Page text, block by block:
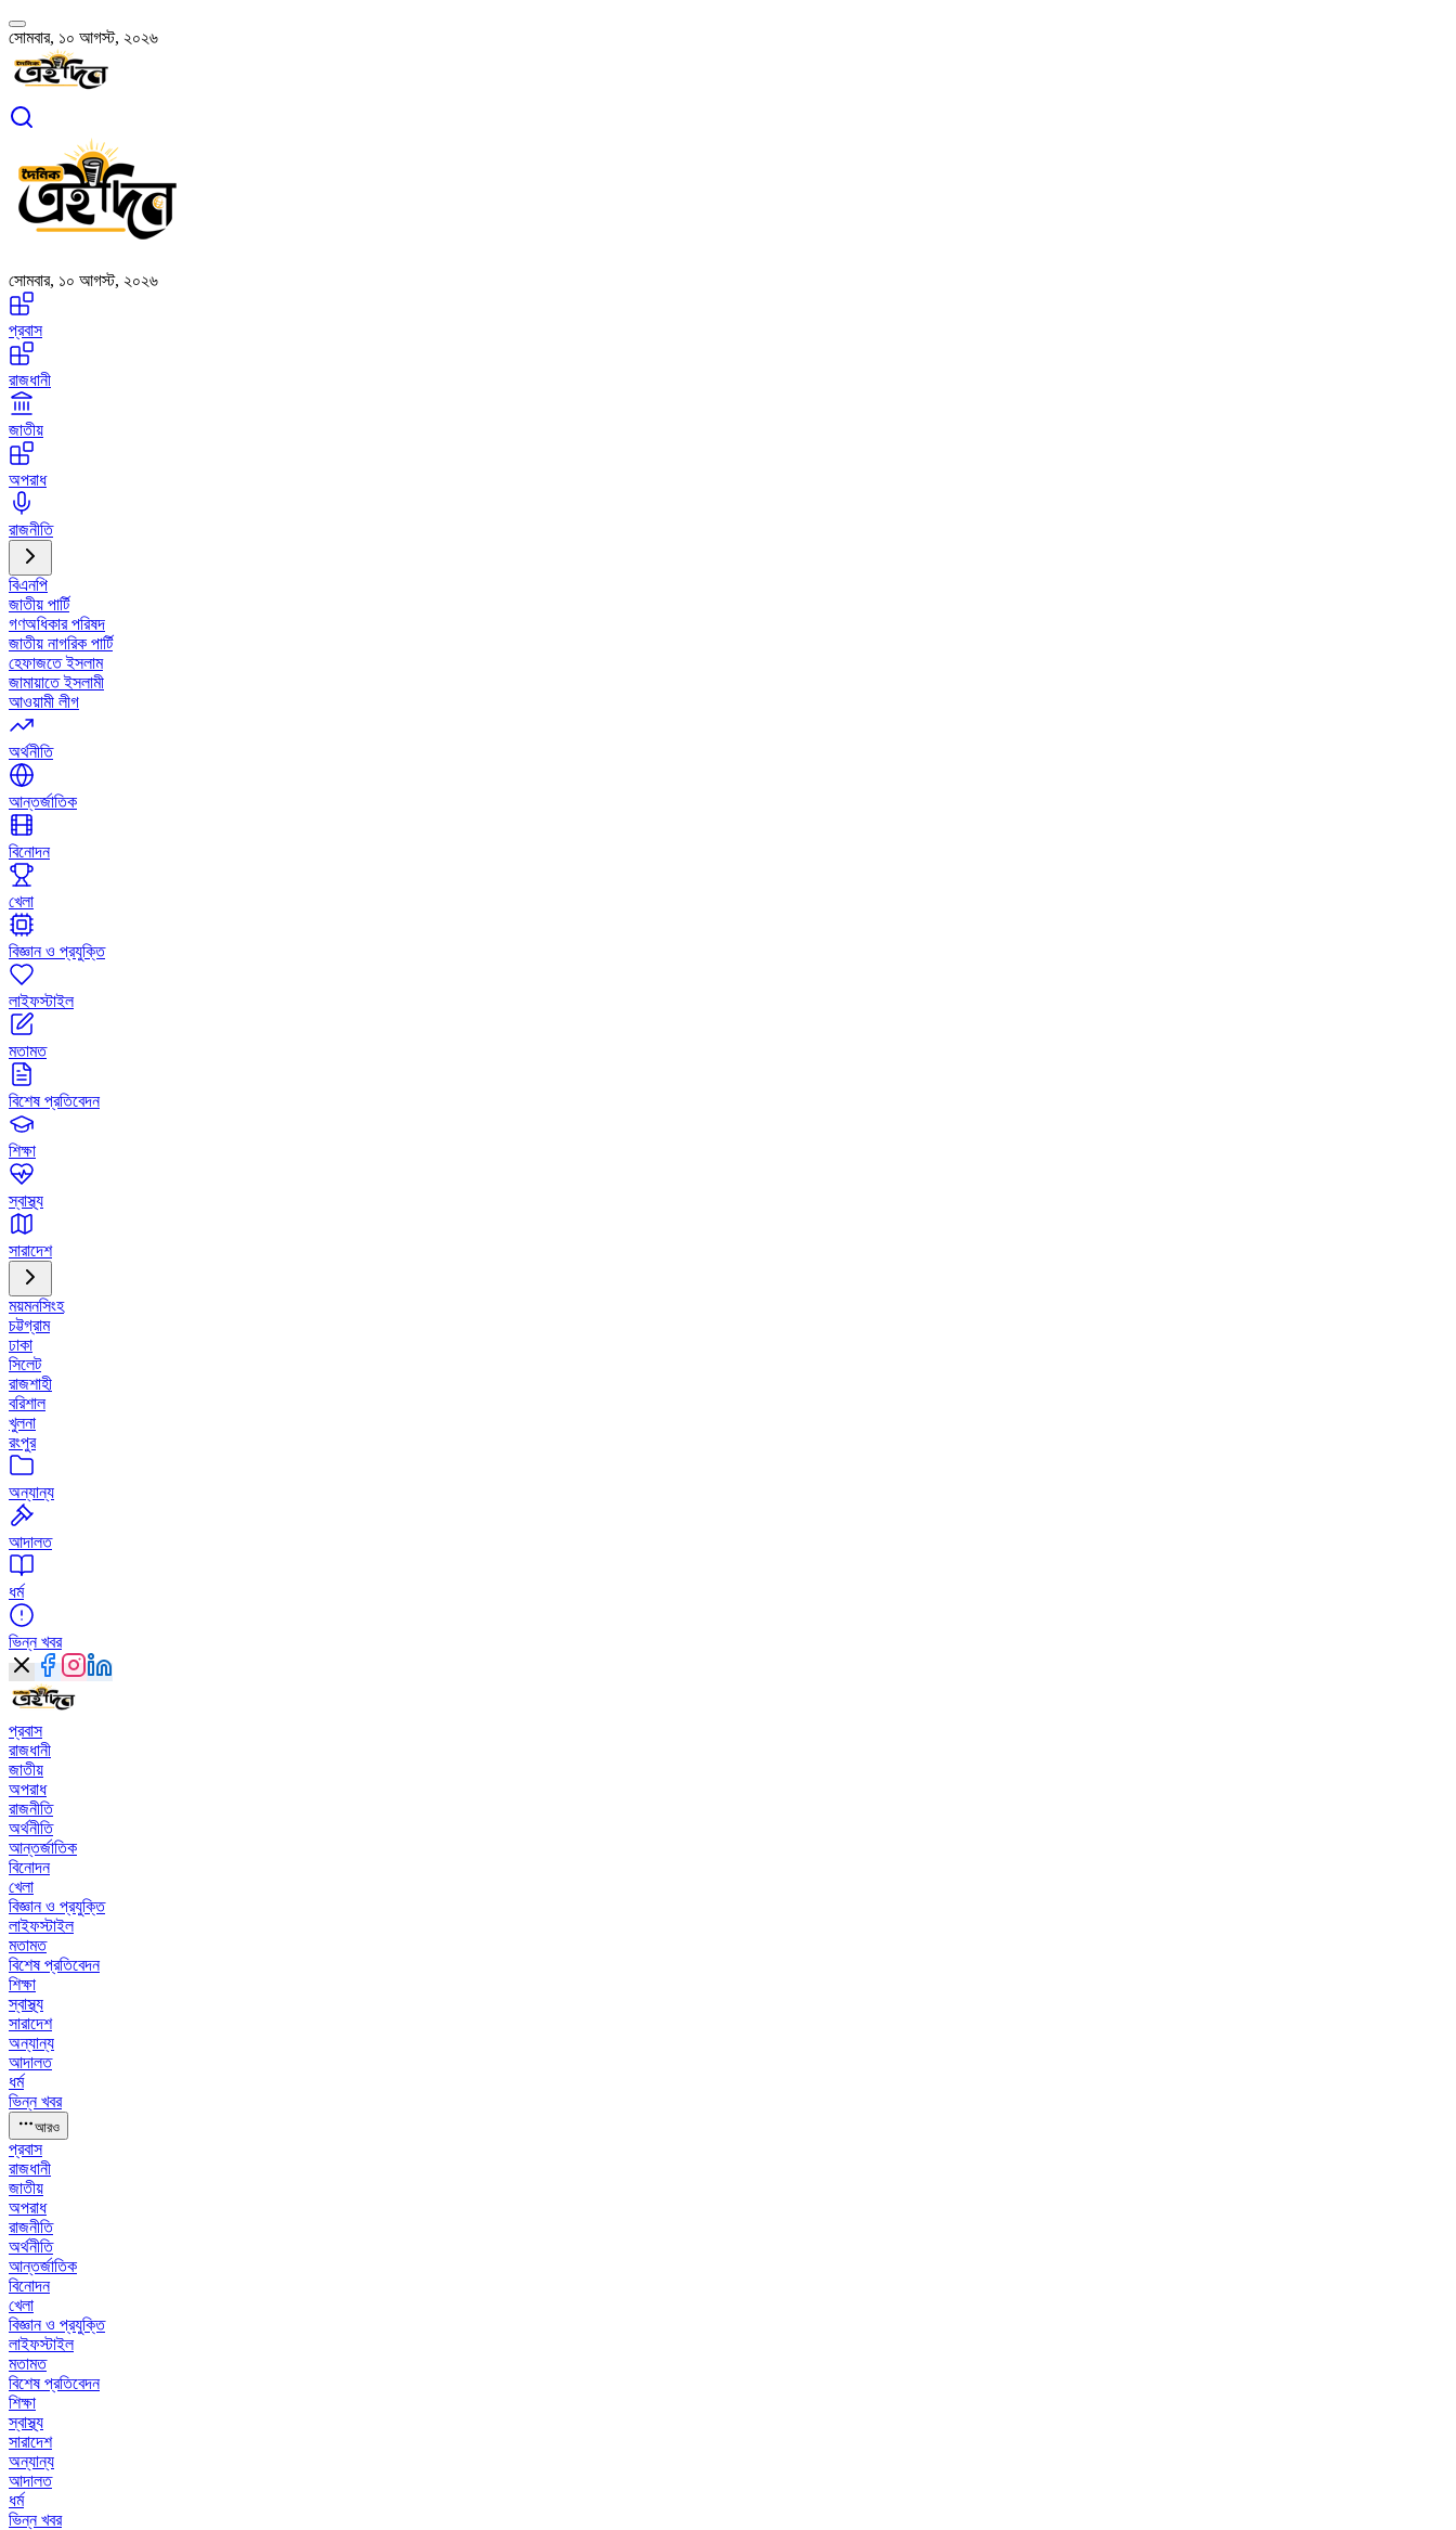
সোমবার, ১০ আগস্ট, ২০২৬
সোমবার, ১০ আগস্ট, ২০২৬
প্রবাস
রাজধানী
জাতীয়
অপরাধ
রাজনীতি
বিএনপি
জাতীয় পার্টি
গণঅধিকার পরিষদ
জাতীয় নাগরিক পার্টি
হেফাজতে ইসলাম
জামায়াতে ইসলামী
আওয়ামী লীগ
অর্থনীতি
আন্তর্জাতিক
বিনোদন
খেলা
বিজ্ঞান ও প্রযুক্তি
লাইফস্টাইল
মতামত
বিশেষ প্রতিবেদন
শিক্ষা
স্বাস্থ্য
সারাদেশ
ময়মনসিংহ
চট্টগ্রাম
ঢাকা
সিলেট
রাজশাহী
বরিশাল
খুলনা
রংপুর
অন্যান্য
আদালত
ধর্ম
ভিন্ন খবর
প্রবাস
রাজধানী
জাতীয়
অপরাধ
রাজনীতি
অর্থনীতি
আন্তর্জাতিক
বিনোদন
খেলা
বিজ্ঞান ও প্রযুক্তি
লাইফস্টাইল
মতামত
বিশেষ প্রতিবেদন
শিক্ষা
স্বাস্থ্য
সারাদেশ
অন্যান্য
আদালত
ধর্ম
ভিন্ন খবর
আরও
প্রবাস
রাজধানী
জাতীয়
অপরাধ
রাজনীতি
অর্থনীতি
আন্তর্জাতিক
বিনোদন
খেলা
বিজ্ঞান ও প্রযুক্তি
লাইফস্টাইল
মতামত
বিশেষ প্রতিবেদন
শিক্ষা
স্বাস্থ্য
সারাদেশ
অন্যান্য
আদালত
ধর্ম
ভিন্ন খবর